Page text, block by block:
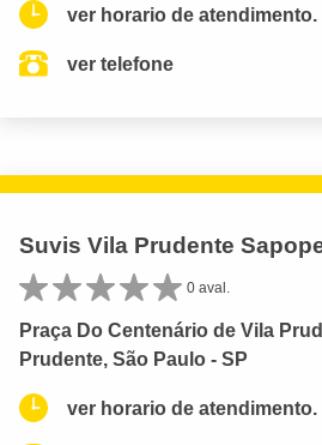
ver horario de atendimento.
ver telefone
Suvis Vila Prudente
0 aval.
Praça Do Centenário de Vila
Prudente, São Paulo - SP
ver horario de atendimento.